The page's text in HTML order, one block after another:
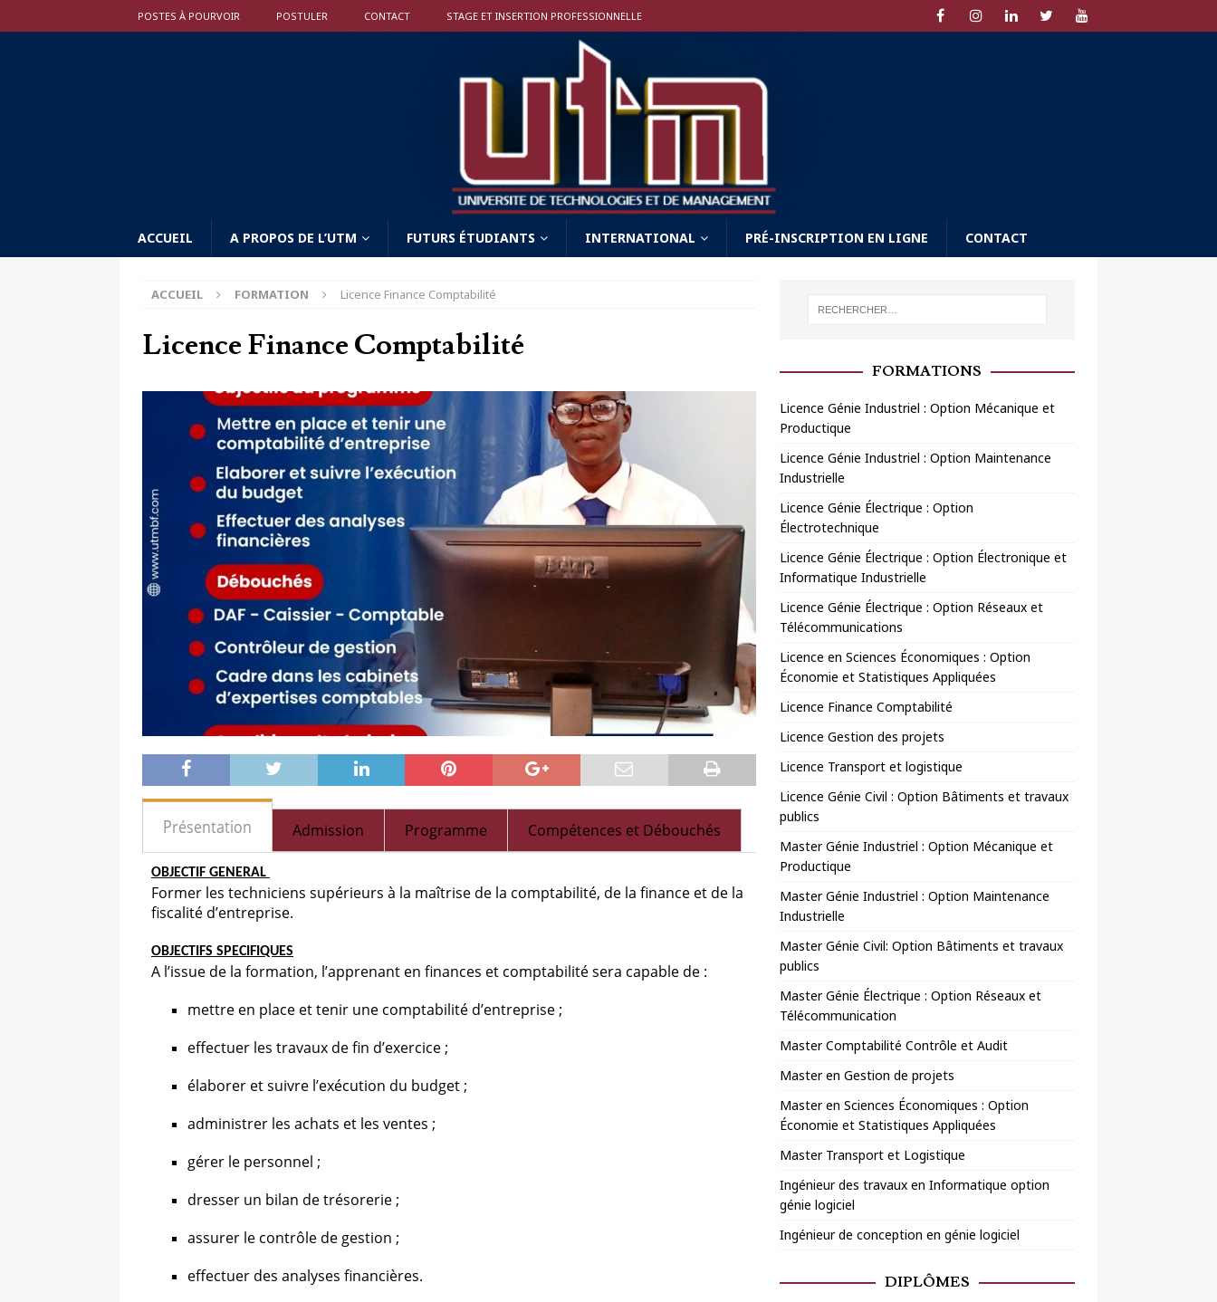
POSTES À POURVOIR POSTULER CONTACT STAGE ET INSERTION PROFESSIONNELLE
ACCUEIL A PROPOS DE L’UTM FUTURS ÉTUDIANTS INTERNATIONAL PRÉ-INSCRIPTION EN LIGNE CONTACT
ACCUEIL FORMATION Licence Finance Comptabilité
Licence Finance Comptabilité
Présentation Admission Programme Compétences et Débouchés
OBJECTIF GENERAL
Former les techniciens supérieurs à la maîtrise de la comptabilité, de la finance et de la
fiscalité d’entreprise.
OBJECTIFS SPECIFIQUES
A l’issue de la formation, l’apprenant en finances et comptabilité sera capable de :
mettre en place et tenir une comptabilité d’entreprise ;
effectuer les travaux de fin d’exercice ;
élaborer et suivre l’exécution du budget ;
administrer les achats et les ventes ;
gérer le personnel ;
dresser un bilan de trésorerie ;
assurer le contrôle de gestion ;
effectuer des analyses financières.
FORMATIONS
Licence Génie Industriel : Option Mécanique et
Productique
Licence Génie Industriel : Option Maintenance
Industrielle
Licence Génie Électrique : Option
Électrotechnique
Licence Génie Électrique : Option Électronique et
Informatique Industrielle
Licence Génie Électrique : Option Réseaux et
Télécommunications
Licence en Sciences Économiques : Option
Économie et Statistiques Appliquées
Licence Finance Comptabilité
Licence Gestion des projets
Licence Transport et logistique
Licence Génie Civil : Option Bâtiments et travaux
publics
Master Génie Industriel : Option Mécanique et
Productique
Master Génie Industriel : Option Maintenance
Industrielle
Master Génie Civil: Option Bâtiments et travaux
publics
Master Génie Électrique : Option Réseaux et
Télécommunication
Master Comptabilité Contrôle et Audit
Master en Gestion de projets
Master en Sciences Économiques : Option
Économie et Statistiques Appliquées
Master Transport et Logistique
Ingénieur des travaux en Informatique option
génie logiciel
Ingénieur de conception en génie logiciel
DIPLÔMES